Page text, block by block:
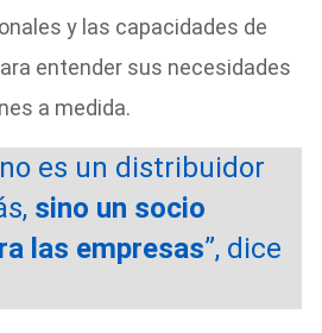
y las capacidades de
entender sus necesidades
a medida.
es un distribuidor
sino un socio
las empresas”, dice